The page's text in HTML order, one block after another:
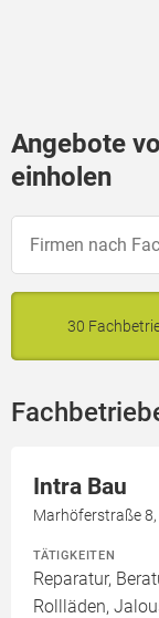
Angebote
einholen
30
Intra Bau
Marhöferstraße
TÄTIGKEITEN
Reparatur,
Rollläden,